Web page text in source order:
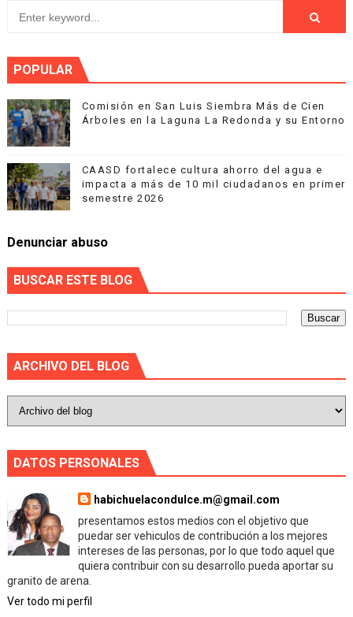
POPULAR
Comisión en San Luis Siembra Más de Cien
Árboles en la Laguna La Redonda y su Entorno
CAASD fortalece cultura ahorro del agua e
impacta a más de 10 mil ciudadanos en primer
semestre 2026
Denunciar abuso
BUSCAR ESTE BLOG
ARCHIVO DEL BLOG
DATOS PERSONALES
habichuelacondulce.m@gmail.com
presentamos estos medios con el objetivo que
puedar ser vehiculos de contribución a los mejores
intereses de las personas, por lo que todo aquel que
quiera contribuir con su desarrollo pueda aportar su
granito de arena.
Ver todo mi perfil